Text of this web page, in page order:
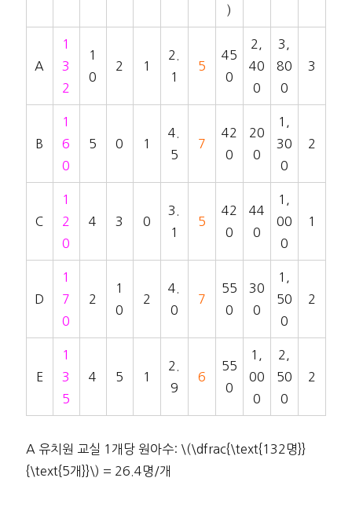
)
A
1
3
2
1
0
2 1
2.
1
5
45
0
2,
40
0
3,
80
0
3
B
1
6
0
5 0 1
4.
5
7
42
0
20
0
1,
30
0
2
C
1
2
0
4 3 0
3.
1
5
42
0
44
0
1,
00
0
1
D
1
7
0
2
1
0
2
4.
0
7
55
0
30
0
1,
50
0
2
E
1
3
5
4 5 1
2.
9
6
55
0
1,
00
0
2,
50
0
2
A 유치원 교실 1개당 원아수: \(\dfrac{\text{132명}}
{\text{5개}}\) = 26.4명/개